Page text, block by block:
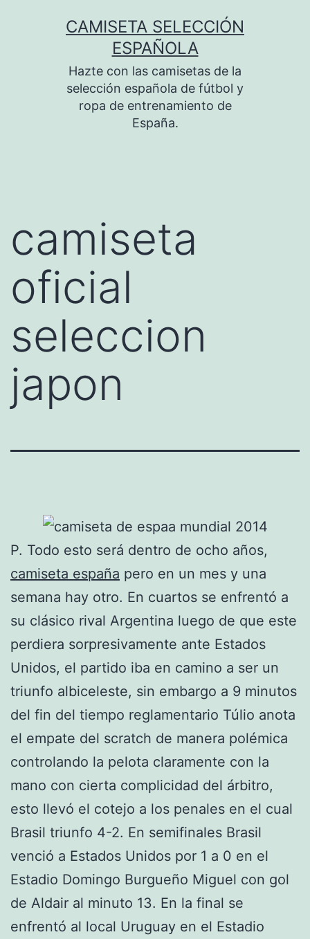
CAMISETA SELECCIÓN
ESPAÑOLA
Hazte con las camisetas de la
selección española de fútbol y
ropa de entrenamiento de
España.
camiseta
oficial
seleccion
japon
P. Todo esto será dentro de ocho años,
camiseta españa pero en un mes y una
semana hay otro. En cuartos se enfrentó a
su clásico rival Argentina luego de que este
perdiera sorpresivamente ante Estados
Unidos, el partido iba en camino a ser un
triunfo albiceleste, sin embargo a 9 minutos
del fin del tiempo reglamentario Túlio anota
el empate del scratch de manera polémica
controlando la pelota claramente con la
mano con cierta complicidad del árbitro,
esto llevó el cotejo a los penales en el cual
Brasil triunfo 4-2. En semifinales Brasil
venció a Estados Unidos por 1 a 0 en el
Estadio Domingo Burgueño Miguel con gol
de Aldair al minuto 13. En la final se
enfrentó al local Uruguay en el Estadio